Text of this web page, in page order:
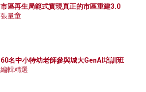
市區再生局範式實現真正的市區重建3.0
張量童
60名中小特幼老師參與城大GenAI培訓班
編輯精選